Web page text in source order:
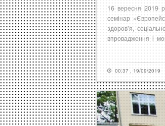
16 вересня 2019
семінар
здоров’я,
впровадження і
00:37 , 19/09/2019